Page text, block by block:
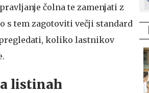
čolna te zamenjati z
s tem zagotoviti večji standard
koliko lastnikov
listinah